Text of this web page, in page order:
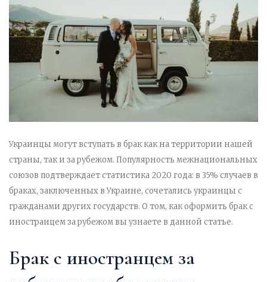
Украинцы могут вступать в брак как на территории нашей
страны, так и за рубежом. Популярность межнациональных
союзов подтверждает статистика 2020 года: в 35% случаев в
браках, заключенных в Украине, сочетались украинцы с
гражданами других государств. О том, как оформить брак с
иностранцем за рубежом вы узнаете в данной статье.
Брак с иностранцем за